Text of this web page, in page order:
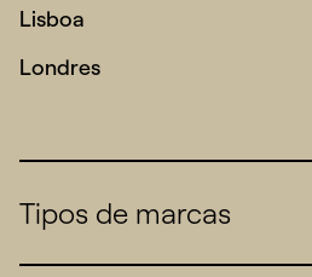
Lisboa
Londres
Tipos de marcas